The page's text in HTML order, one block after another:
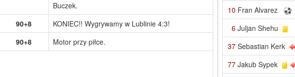
Buczek.
90+8
KONIEC!! Wygrywamy w Lublinie 4:3!
90+8
Motor przy piłce.
10 Fran Alvarez
6 Juljan Shehu
37 Sebastian Kerk
77 Jakub Sypek